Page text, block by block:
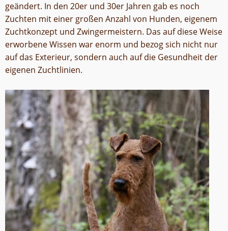
geändert. In den 20er und 30er Jahren gab es noch
Zuchten mit einer großen Anzahl von Hunden, eigenem
Zuchtkonzept und Zwingermeistern. Das auf diese Weise
erworbene Wissen war enorm und bezog sich nicht nur
auf das Exterieur, sondern auch auf die Gesundheit der
eigenen Zuchtlinien.